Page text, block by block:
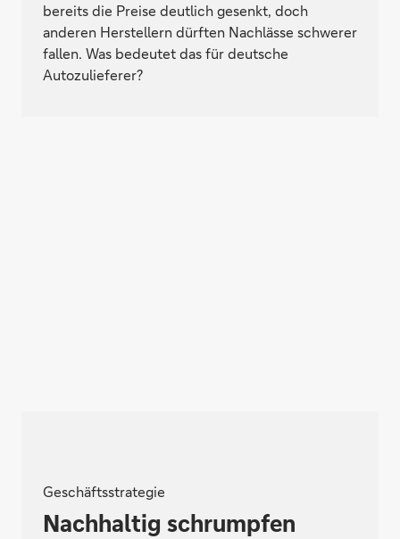
bereits die Preise deutlich gesenkt, doch
anderen Herstellern dürften Nachlässe schwerer
fallen. Was bedeutet das für deutsche
Autozulieferer?
Geschäftsstrategie
Nachhaltig schrumpfen